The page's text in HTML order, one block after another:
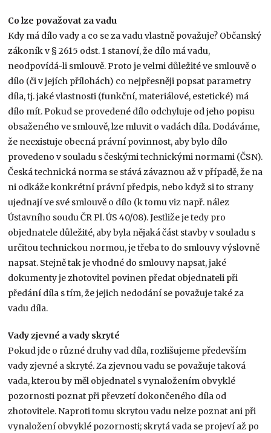
Co lze považovat za vadu
Kdy má dílo vady a co se za vadu vlastně považuje? Občanský
zákoník v § 2615 odst. 1 stanoví, že dílo má vadu,
neodpovídá-li smlouvě. Proto je velmi důležité ve smlouvě o
dílo (či v jejích přílohách) co nejpřesněji popsat parametry
díla, tj. jaké vlastnosti (funkční, materiálové, estetické) má
dílo mít. Pokud se provedené dílo odchyluje od jeho popisu
obsaženého ve smlouvě, lze mluvit o vadách díla. Dodáváme,
že neexistuje obecná právní povinnost, aby bylo dílo
provedeno v souladu s českými technickými normami (ČSN).
Česká technická norma se stává závaznou až v případě, že na
ni odkáže konkrétní právní předpis, nebo když si to strany
ujednají ve své smlouvě o dílo (k tomu viz např. nález
Ústavního soudu ČR Pl. ÚS 40/08). Jestliže je tedy pro
objednatele důležité, aby byla nějaká část stavby v souladu s
určitou technickou normou, je třeba to do smlouvy výslovně
napsat. Stejně tak je vhodné do smlouvy napsat, jaké
dokumenty je zhotovitel povinen předat objednateli při
předání díla s tím, že jejich nedodání se považuje také za
vadu díla.
Vady zjevné a vady skryté
Pokud jde o různé druhy vad díla, rozlišujeme především
vady zjevné a skryté. Za zjevnou vadu se považuje taková
vada, kterou by měl objednatel s vynaložením obvyklé
pozornosti poznat při převzetí dokončeného díla od
zhotovitele. Naproti tomu skrytou vadu nelze poznat ani při
vynaložení obvyklé pozornosti; skrytá vada se projeví až po